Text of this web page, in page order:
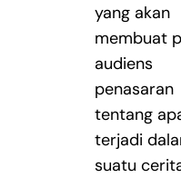
yang akan
membuat
audiens
penasaran
tentang
terjadi
suatu